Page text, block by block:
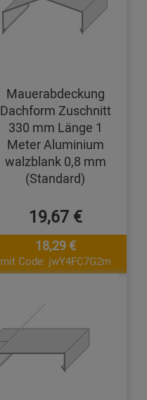
Mauerabdeckung
Dachform Zuschnitt
330 mm Länge 1
Meter Aluminium
walzblank 0,8 mm
(Standard)
19,67 €
18,29 €
mit Code: jwY4FC7G2m